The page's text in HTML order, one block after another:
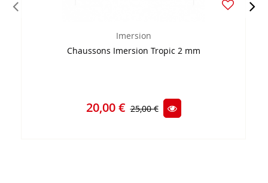
Imersion
Chaussons Imersion Tropic 2 mm
20,00 € 25,00 €